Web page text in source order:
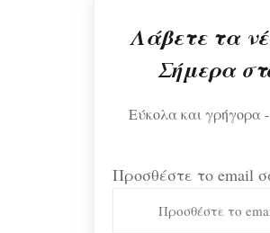
Λάβετε τα
Σήμερα
Εύκολα και γρήγορα
Προσθέστε το email